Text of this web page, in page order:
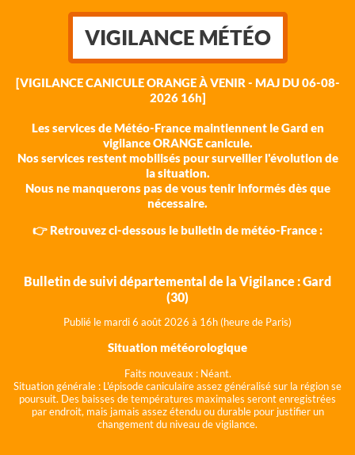
VIGILANCE MÉTÉO
[VIGILANCE CANICULE ORANGE À VENIR - MAJ DU 06-08-
2026 16h]
Les services de Météo-France maintiennent le Gard en
vigilance ORANGE canicule.
Nos services restent mobilisés pour surveiller l'évolution de
la situation.
Nous ne manquerons pas de vous tenir informés dès que
nécessaire.
👉 Retrouvez ci-dessous le bulletin de météo-France :
Bulletin de suivi départemental de la Vigilance : Gard
(30)
Publié le mardi 6 août 2026 à 16h (heure de Paris)
Situation météorologique
Faits nouveaux : Néant.
Situation générale : L'épisode caniculaire assez généralisé sur la région se
poursuit. Des baisses de températures maximales seront enregistrées
par endroit, mais jamais assez étendu ou durable pour justifier un
changement du niveau de vigilance.